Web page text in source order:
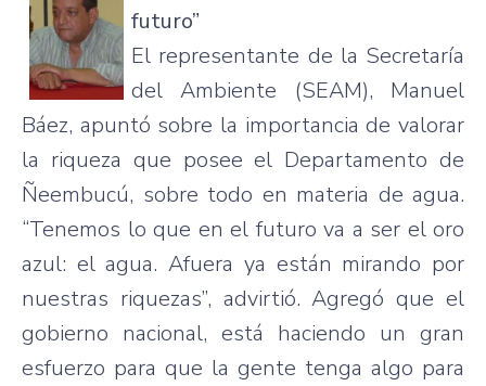
futuro”
El representante de la Secretaría
del Ambiente (SEAM), Manuel
Báez, apuntó sobre la importancia de valorar
la riqueza que posee el Departamento de
Ñeembucú, sobre todo en materia de agua.
“Tenemos lo que en el futuro va a ser el oro
azul: el agua. Afuera ya están mirando por
nuestras riquezas”, advirtió. Agregó que el
gobierno nacional, está haciendo un gran
esfuerzo para que la gente tenga algo para